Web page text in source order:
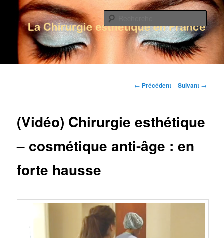
La Chirurgie Esthétique en France
Navigation des articles
← Précédent Suivant →
(Vidéo) Chirurgie esthétique
– cosmétique anti-âge : en
forte hausse